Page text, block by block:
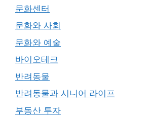
문화센터
문화와 사회
문화와 예술
바이오테크
반려동물
반려동물과 시니어 라이프
부동산 투자